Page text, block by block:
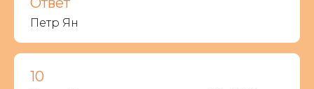
Петр Ян
10